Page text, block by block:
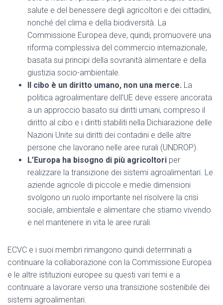
salute e del benessere degli agricoltori e dei cittadini,
nonché del clima e della biodiversità. La
Commissione Europea deve, quindi, promuovere una
riforma complessiva del commercio internazionale,
basata sui principi della sovranità alimentare e della
giustizia socio-ambientale.
Il cibo è un diritto umano, non una merce. La
politica agroalimentare dell’UE deve essere ancorata
a un approccio basato sui diritti umani, compreso il
diritto al cibo e i diritti stabiliti nella Dichiarazione delle
Nazioni Unite sui diritti dei contadini e delle altre
persone che lavorano nelle aree rurali (UNDROP).
L’Europa ha bisogno di più agricoltori per
realizzare la transizione dei sistemi agroalimentari. Le
aziende agricole di piccole e medie dimensioni
svolgono un ruolo importante nel risolvere la crisi
sociale, ambientale e alimentare che stiamo vivendo
e nel mantenere in vita le aree rurali.
ECVC e i suoi membri rimangono quindi determinati a
continuare la collaborazione con la Commissione Europea
e le altre istituzioni europee su questi vari temi e a
continuare a lavorare verso una transizione sostenibile dei
sistemi agroalimentari.